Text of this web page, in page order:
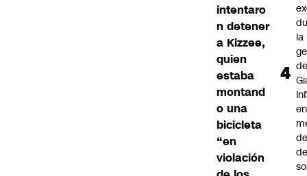
intentaro
n detener
a Kizzee,
quien
estaba
montand
o una
bicicleta
“en
violación
la
de
en
de